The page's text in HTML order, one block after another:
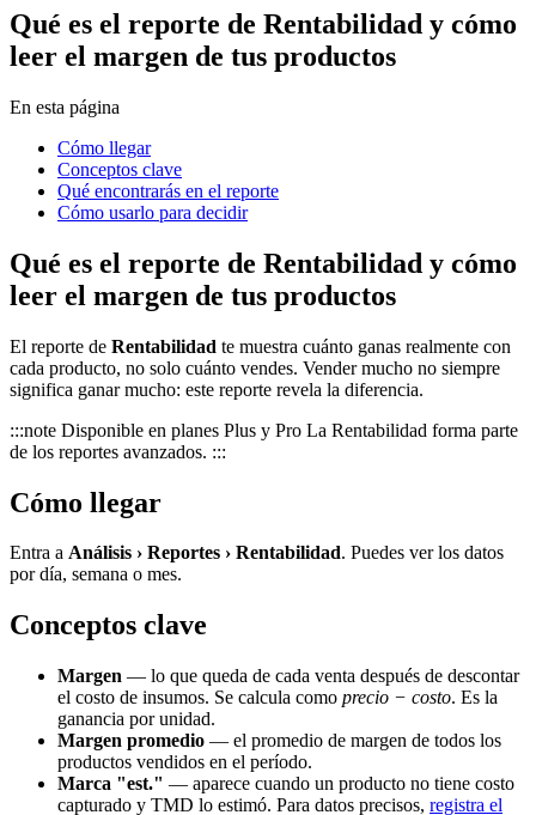
Qué es el reporte de Rentabilidad y cómo
leer el margen de tus productos
En esta página
Cómo llegar
Conceptos clave
Qué encontrarás en el reporte
Cómo usarlo para decidir
Qué es el reporte de Rentabilidad y cómo
leer el margen de tus productos
El reporte de Rentabilidad te muestra cuánto ganas realmente con
cada producto, no solo cuánto vendes. Vender mucho no siempre
significa ganar mucho: este reporte revela la diferencia.
:::note Disponible en planes Plus y Pro La Rentabilidad forma parte
de los reportes avanzados. :::
Cómo llegar
Entra a Análisis › Reportes › Rentabilidad. Puedes ver los datos
por día, semana o mes.
Conceptos clave
Margen — lo que queda de cada venta después de descontar
el costo de insumos. Se calcula como precio − costo. Es la
ganancia por unidad.
Margen promedio — el promedio de margen de todos los
productos vendidos en el período.
Marca "est." — aparece cuando un producto no tiene costo
capturado y TMD lo estimó. Para datos precisos, registra el